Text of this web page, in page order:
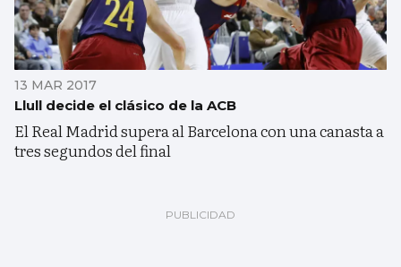
13 MAR 2017
Llull decide el clásico de la ACB
El Real Madrid supera al Barcelona con una canasta a
tres segundos del final